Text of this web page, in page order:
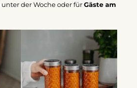
unter der Woche oder für Gäste am